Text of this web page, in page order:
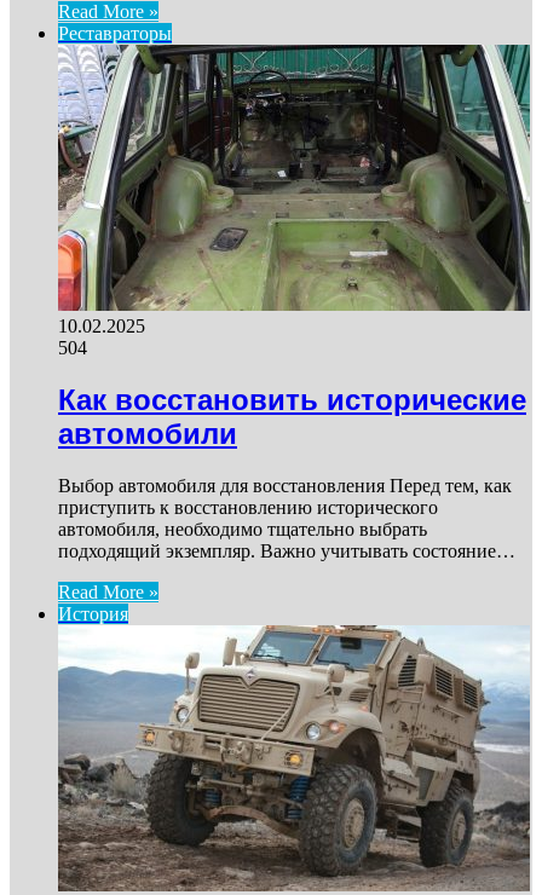
Read More »
Реставраторы
10.02.2025
504
Как восстановить исторические
автомобили
Выбор автомобиля для восстановления Перед тем, как
приступить к восстановлению исторического
автомобиля, необходимо тщательно выбрать
подходящий экземпляр. Важно учитывать состояние…
Read More »
История